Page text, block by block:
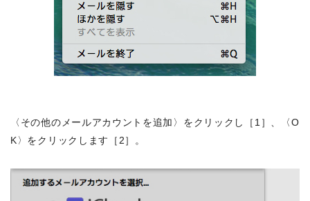
〈その他のメールアカウントを追加〉をクリックし［1］、〈O
K〉をクリックします［2］。